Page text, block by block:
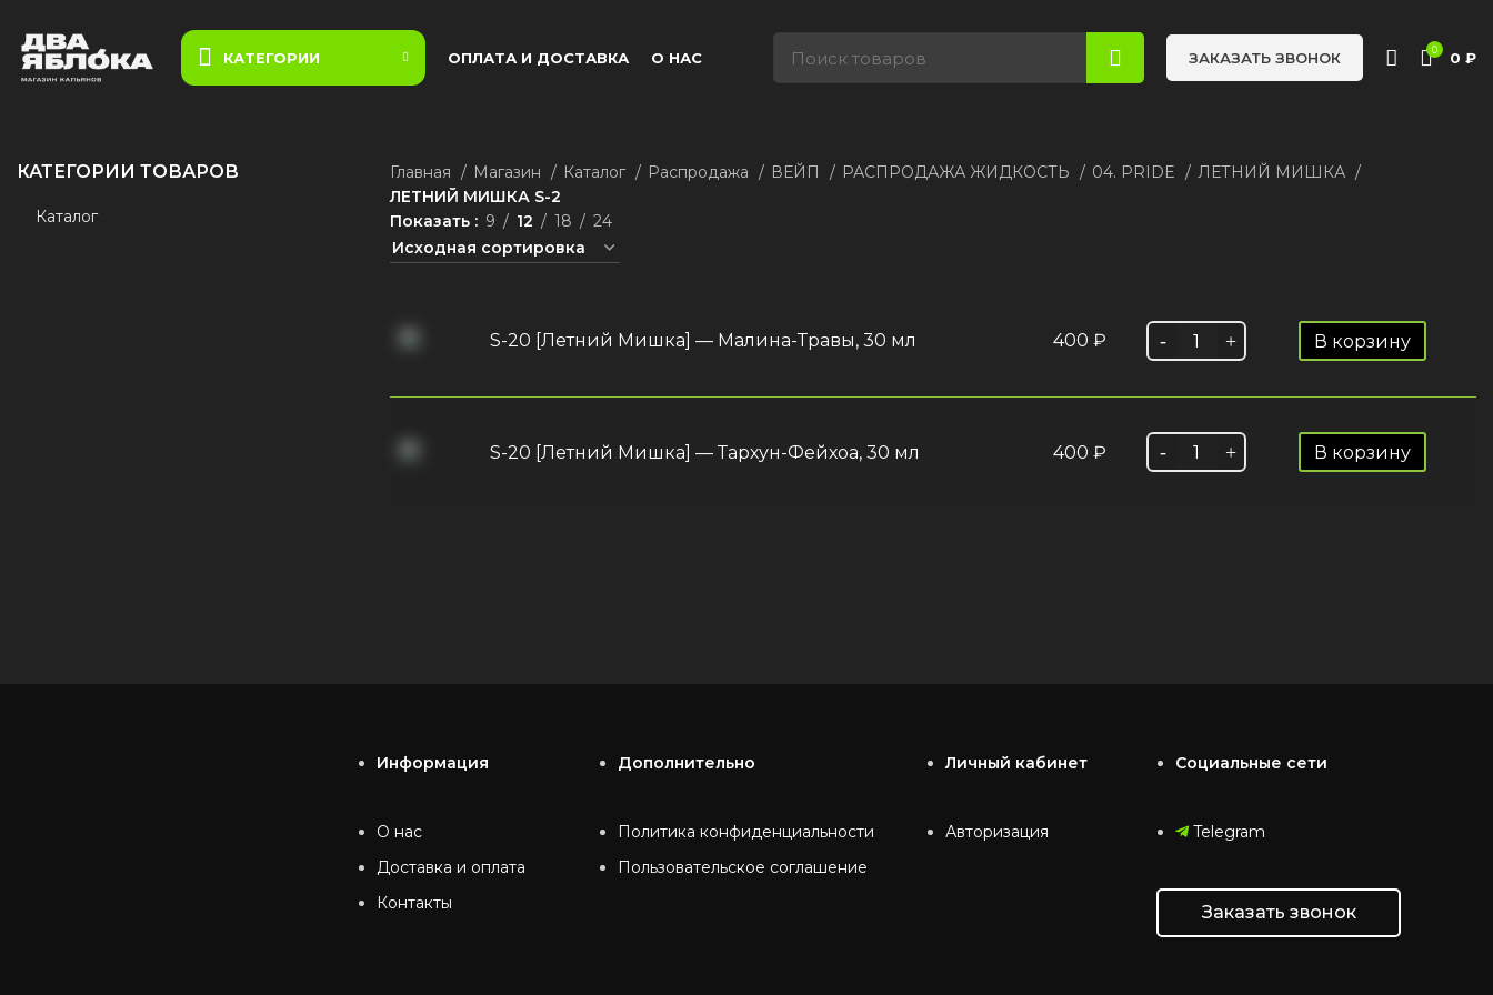
КАТЕГОРИИ ОПЛАТА И ДОСТАВКА О НАС ЗАКАЗАТЬ ЗВОНОК 0 0 ₽
Главная Магазин Каталог Распродажа ВЕЙП РАСПРОДАЖА ЖИДКОСТЬ 04. PRIDE
ЛЕТНИЙ МИШКА
ЛЕТНИЙ МИШКА S-2
Показать
9 12 18 24
S-20 [Летний Мишка] — Малина-Травы, 30 мл 400 ₽ В корзину
S-20 [Летний Мишка] — Тархун-Фейхоа, 30 мл 400 ₽ В корзину
КАТЕГОРИИ ТОВАРОВ
Каталог
Информация
О нас
Доставка и оплата
Контакты
Дополнительно
Политика конфиденциальности
Пользовательское соглашение
Личный кабинет
Авторизация
Социальные сети
Telegram
Заказать звонок